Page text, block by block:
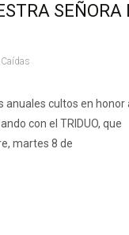
SEÑORA
anuales cultos en honor
con el TRIDUO, que
martes 8 de